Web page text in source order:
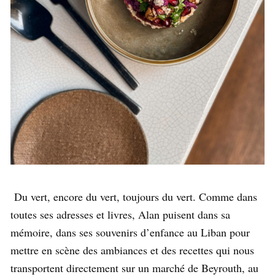
Du vert, encore du vert, toujours du vert. Comme dans
toutes ses adresses et livres, Alan puisent dans sa
mémoire, dans ses souvenirs d’enfance au Liban pour
mettre en scène des ambiances et des recettes qui nous
transportent directement sur un marché de Beyrouth, au